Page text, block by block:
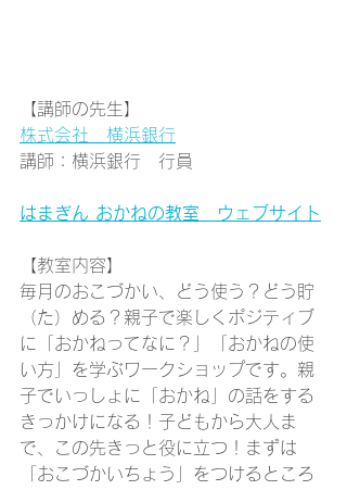
【講師の先生】
株式会社　横浜銀行
講師：横浜銀行　行員
はまぎん おかねの教室　ウェブサイト
【教室内容】
毎月のおこづかい、どう使う？どう貯
（た）める？親子で楽しくポジティブ
に「おかねってなに？」「おかねの使
い方」を学ぶワークショップです。親
子でいっしょに「おかね」の話をする
きっかけになる！子どもから大人ま
で、この先きっと役に立つ！まずは
「おこづかいちょう」をつけるところ